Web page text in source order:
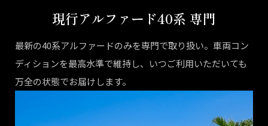
現行アルファード40系 専門
最新の40系アルファードのみを専門で取り扱い。車両コン
ディションを最高水準で維持し、いつご利用いただいても
万全の状態でお届けします。